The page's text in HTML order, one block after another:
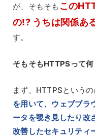
が、そもそも この
の!? うちは関係あ
す。
そもそもHTTPSって何
まず、HTTPSというの
を用いて、ウェブブラ
ータを覗き見したり改
改善したセキュリティ